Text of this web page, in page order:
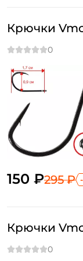
Крючки Vmc
150 ₽295 ₽
Крючки